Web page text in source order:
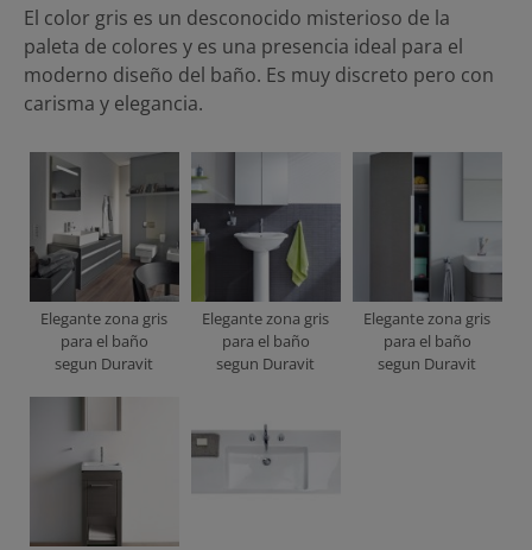
El color gris es un desconocido misterioso de la
paleta de colores y es una presencia ideal para el
moderno diseño del baño. Es muy discreto pero con
carisma y elegancia.
Elegante zona gris
para el baño
segun Duravit
Elegante zona gris
para el baño
segun Duravit
Elegante zona gris
para el baño
segun Duravit